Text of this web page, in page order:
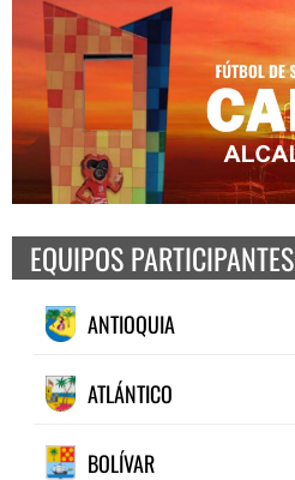
EQUIPOS PARTICIPANTES
ANTIOQUIA
ATLÁNTICO
BOLÍVAR